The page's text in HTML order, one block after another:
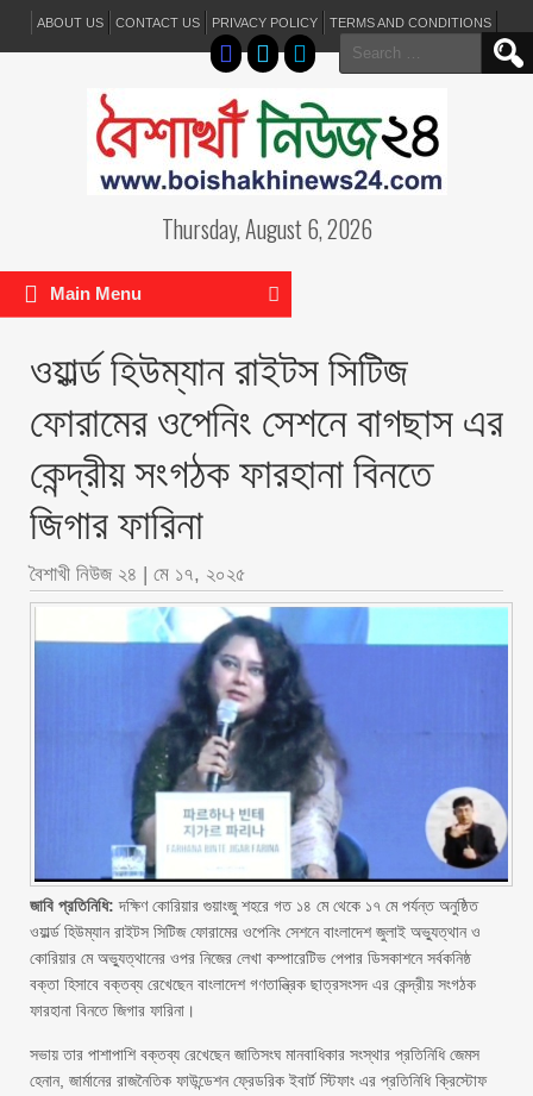
ABOUT US CONTACT US PRIVACY POLICY TERMS AND CONDITIONS
Search
for:
Thursday, August 6, 2026
Main Menu
ওয়ার্ল্ড হিউম্যান রাইটস সিটিজ
ফোরামের ওপেনিং সেশনে বাগছাস এর
কেন্দ্রীয় সংগঠক ফারহানা বিনতে
জিগার ফারিনা
বৈশাখী নিউজ ২৪ | মে ১৭, ২০২৫
জাবি প্রতিনিধি: দক্ষিণ কোরিয়ার গুয়াংজু শহরে গত ১৪ মে থেকে ১৭ মে পর্যন্ত অনুষ্ঠিত
ওয়ার্ল্ড হিউম্যান রাইটস সিটিজ ফোরামের ওপেনিং সেশনে বাংলাদেশ জুলাই অভ্যুত্থান ও
কোরিয়ার মে অভ্যুত্থানের ওপর নিজের লেখা কম্পারেটিভ পেপার ডিসকাশনে সর্বকনিষ্ঠ
বক্তা হিসাবে বক্তব্য রেখেছেন বাংলাদেশ গণতান্ত্রিক ছাত্রসংসদ এর কেন্দ্রীয় সংগঠক
ফারহানা বিনতে জিগার ফারিনা।
সভায় তার পাশাপাশি বক্তব্য রেখেছেন জাতিসংঘ মানবাধিকার সংস্থার প্রতিনিধি জেমস
হেনান, জার্মানের রাজনৈতিক ফাউন্ডেশন ফ্রেডরিক ইবার্ট স্টিফাং এর প্রতিনিধি ক্রিস্টোফ